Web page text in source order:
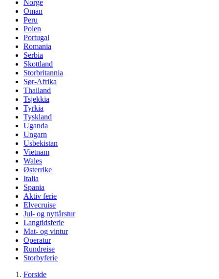
Norge
Oman
Peru
Polen
Portugal
Romania
Serbia
Skottland
Storbritannia
Sør-Afrika
Thailand
Tsjekkia
Tyrkia
Tyskland
Uganda
Ungarn
Usbekistan
Vietnam
Wales
Østerrike
Italia
Spania
Aktiv ferie
Elvecruise
Jul- og nyttårstur
Langtidsferie
Mat- og vintur
Operatur
Rundreise
Storbyferie
Forside